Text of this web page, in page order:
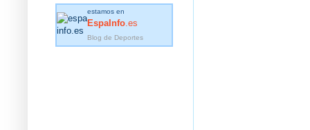
estamos en
EspaInfo .es
Blog de Deportes